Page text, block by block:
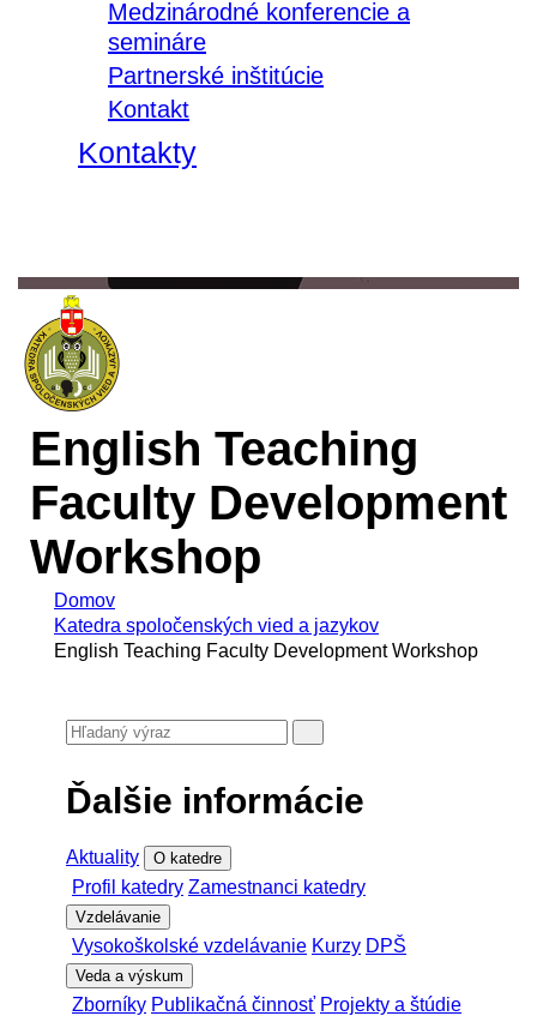
Medzinárodné konferencie a
semináre
Partnerské inštitúcie
Kontakt
Kontakty
English Teaching
Faculty Development
Workshop
Domov
Katedra spoločenských vied a jazykov
English Teaching Faculty Development Workshop
Ďalšie informácie
Aktuality O katedre
Profil katedry Zamestnanci katedry
Vzdelávanie
Vysokoškolské vzdelávanie Kurzy DPŠ
Veda a výskum
Zborníky Publikačná činnosť Projekty a štúdie